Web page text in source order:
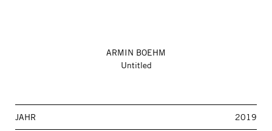
ARMIN BOEHM
Untitled
JAHR 2019